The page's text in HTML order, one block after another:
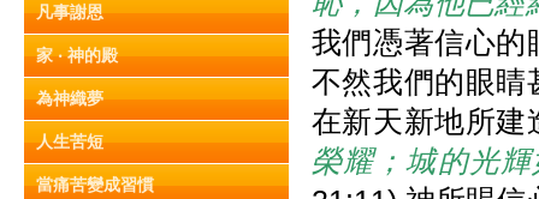
凡事謝恩
家 ‧ 神的殿
為神織夢
人生苦短
當痛苦變成習慣
我們憑著信心的
不然我們的眼睛
在新天新地所建
榮耀；城的光